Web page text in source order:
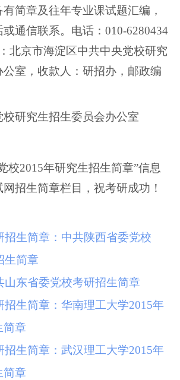
简章及往年专业课试题汇编，
通信联系。电话：010-6280434
北京市海淀区中共中央党校研究
室，收款人：研招办，邮政编
研究生招生委员会办公室
校2015年研究生招生简章”信息
招生简章栏目，祝考研成功！
招生简章：中共陕西省委党校
生简章
山东省委党校考研招生简章
招生简章：华南理工大学2015年
简章
招生简章：武汉理工大学2015年
简章